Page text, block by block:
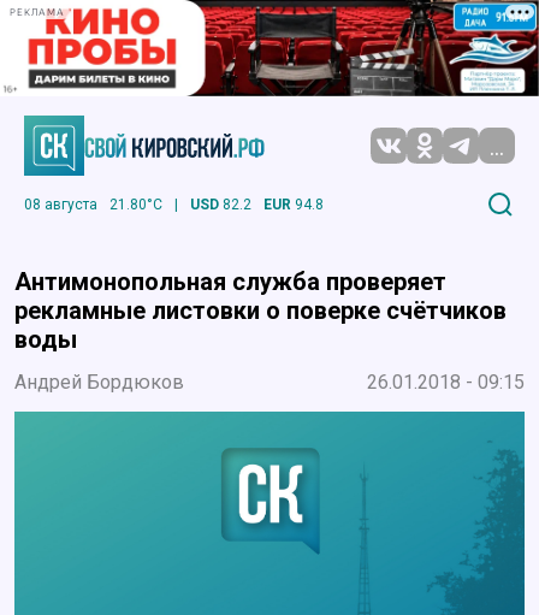
РЕКЛАМА
...
08 августа 21.80°C | USD 82.2 EUR 94.8
Антимонопольная служба проверяет
рекламные листовки о поверке счётчиков
воды
Андрей Бордюков 26.01.2018 - 09:15